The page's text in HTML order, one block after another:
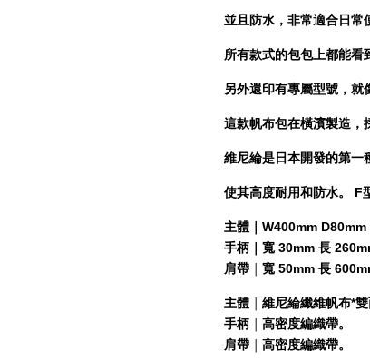
並且防水，非常適合日常
所有款式的包包上都能看
另外還印有專屬型號，就
這款帆布包在橫濱製造，
維尼綸是日本開發的第一
使其高度耐用和防水。 F
主體｜W400mm
手柄｜寬 30mm 長
肩帶
寬 50mm 長
主體 維尼綸纖維帆布*
手柄
高密度編織帶。
肩帶
高密度編織帶。